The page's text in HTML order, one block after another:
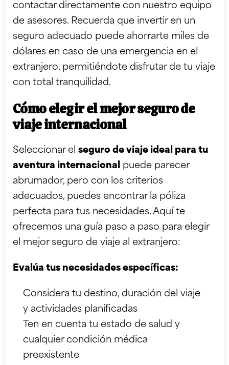
contactar directamente con nuestro equipo
de asesores. Recuerda que invertir en un
seguro adecuado puede ahorrarte miles de
dólares en caso de una emergencia en el
extranjero, permitiéndote disfrutar de tu viaje
con total tranquilidad.
Cómo elegir el mejor seguro de
viaje internacional
Seleccionar el seguro de viaje ideal para tu
aventura internacional puede parecer
abrumador, pero con los criterios
adecuados, puedes encontrar la póliza
perfecta para tus necesidades. Aquí te
ofrecemos una guía paso a paso para elegir
el mejor seguro de viaje al extranjero:
Evalúa tus necesidades específicas:
Considera tu destino, duración del viaje
y actividades planificadas
Ten en cuenta tu estado de salud y
cualquier condición médica
preexistente